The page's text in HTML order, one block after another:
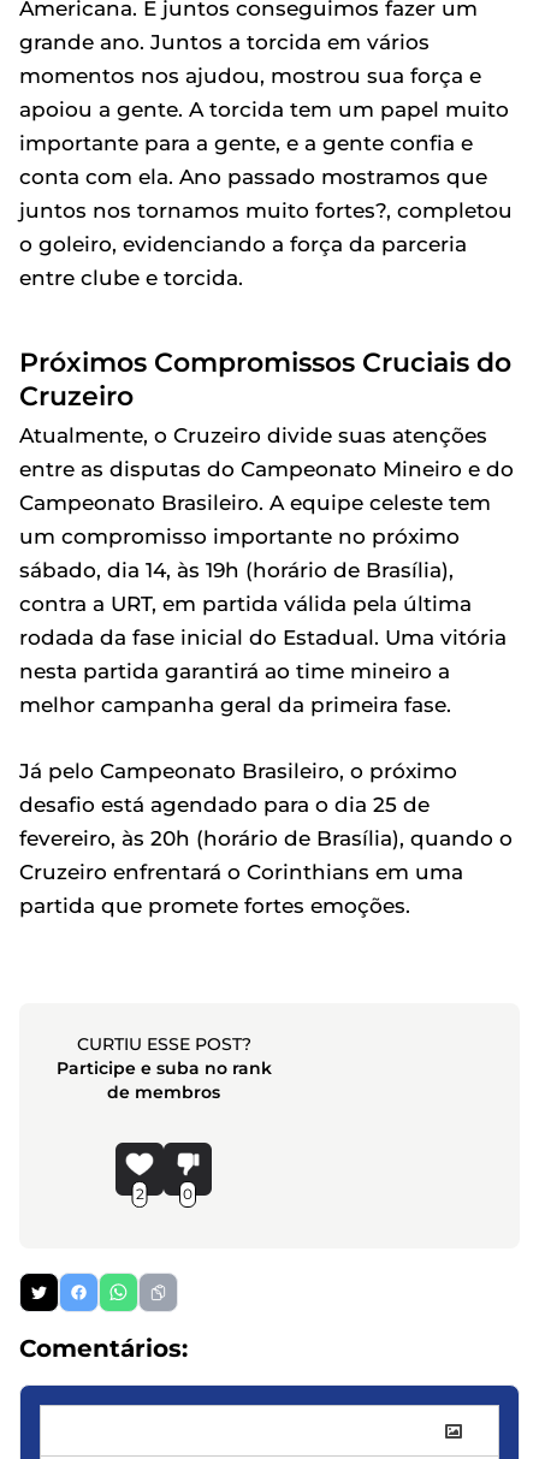
Americana. E juntos conseguimos fazer um
grande ano. Juntos a torcida em vários
momentos nos ajudou, mostrou sua força e
apoiou a gente. A torcida tem um papel muito
importante para a gente, e a gente confia e
conta com ela. Ano passado mostramos que
juntos nos tornamos muito fortes?, completou
o goleiro, evidenciando a força da parceria
entre clube e torcida.
Próximos Compromissos Cruciais do
Cruzeiro
Atualmente, o Cruzeiro divide suas atenções
entre as disputas do Campeonato Mineiro e do
Campeonato Brasileiro. A equipe celeste tem
um compromisso importante no próximo
sábado, dia 14, às 19h (horário de Brasília),
contra a URT, em partida válida pela última
rodada da fase inicial do Estadual. Uma vitória
nesta partida garantirá ao time mineiro a
melhor campanha geral da primeira fase.
Já pelo Campeonato Brasileiro, o próximo
desafio está agendado para o dia 25 de
fevereiro, às 20h (horário de Brasília), quando o
Cruzeiro enfrentará o Corinthians em uma
partida que promete fortes emoções.
CURTIU ESSE POST?
Participe e suba no rank
de membros
2 0
Comentários: